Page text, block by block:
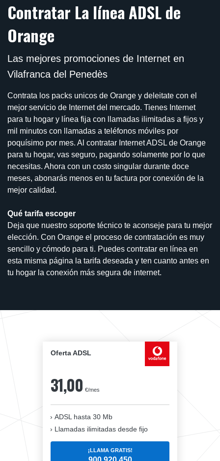
Contratar La línea ADSL de
Orange
Las mejores promociones de Internet en
Vilafranca del Penedès
Contrata los packs unicos de Orange y deleitate con el
mejor servicio de Internet del mercado. Tienes Internet
para tu hogar y línea fija con llamadas ilimitadas a fijos y
mil minutos con llamadas a teléfonos móviles por
poquísimo por mes. Al contratar Internet ADSL de Orange
para tu hogar, vas seguro, pagando solamente por lo que
necesitas. Ahora con un costo singular durante doce
meses, abonarás menos en tu factura por conexión de la
mejor calidad.
Qué tarifa escoger
Deja que nuestro soporte técnico te aconseje para tu mejor
elección. Con Orange el proceso de contratación es muy
sencillo y cómodo para ti. Puedes contratar en línea en
esta misma página la tarifa deseada y ten cuanto antes en
tu hogar la conexión más segura de internet.
Oferta ADSL
31,00 €/mes
ADSL hasta 30 Mb
Llamadas ilimitadas desde fijo
¡LLAMA GRATIS!